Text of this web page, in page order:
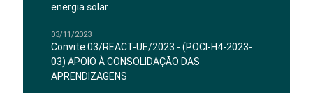
energia solar
03/11/2023
Convite 03/REACT-UE/2023 - (POCI-H4-2023-
03) APOIO À CONSOLIDAÇÃO DAS
APRENDIZAGENS